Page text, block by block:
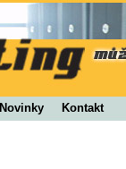
Novinky Kontakt